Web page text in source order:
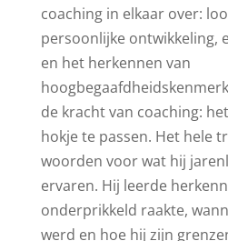
coaching in elkaar over:
persoonlijke ontwikkeling,
en het herkennen van
de kracht van coaching:
hokje te passen. Het hele
woorden voor wat hij
ervaren. Hij leerde
onderprikkeld raakte,
werd en hoe hij zijn